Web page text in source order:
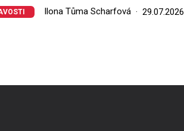
Ilona Tůma Scharfová 29.07.2026